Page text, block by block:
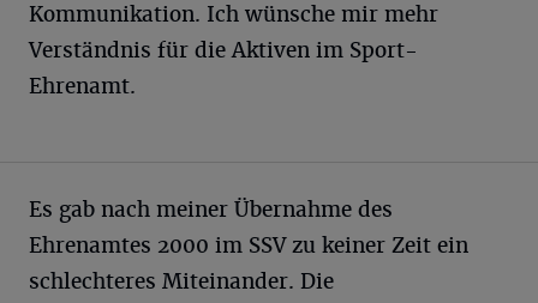
Kommunikation. Ich wünsche mir mehr
Verständnis für die Aktiven im Sport-
Ehrenamt.
Es gab nach meiner Übernahme des
Ehrenamtes 2000 im SSV zu keiner Zeit ein
schlechteres Miteinander. Die